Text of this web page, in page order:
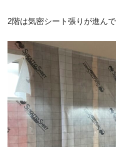
2階は気密シート張りが進んで